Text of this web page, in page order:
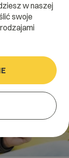
w naszej
swoje